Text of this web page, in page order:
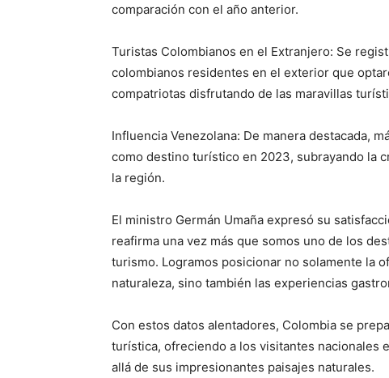
comparación con el año anterior.
Turistas Colombianos en el Extranjero: Se
colombianos residentes en el exterior que
compatriotas disfrutando de las maravillas
Influencia Venezolana: De manera destacada,
como destino turístico en 2023, subrayando la
la región.
El ministro Germán Umaña expresó su
reafirma una vez más que somos uno de los
turismo. Logramos posicionar no solamente la
naturaleza, sino también las experiencias
Con estos datos alentadores, Colombia se
turística, ofreciendo a los visitantes nacionales
allá de sus impresionantes paisajes naturales.